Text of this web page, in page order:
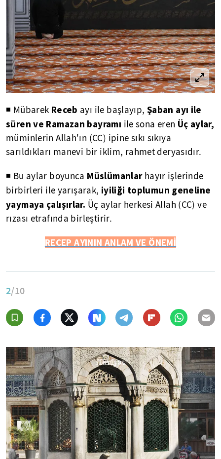
◾ Mübarek Receb ayı ile başlayıp, Şaban ayı ile
süren ve Ramazan bayramı ile sona eren Üç aylar,
müminlerin Allah'ın (CC) ipine sıkı sıkıya
sarıldıkları manevi bir iklim, rahmet deryasıdır.
◾ Bu aylar boyunca Müslümanlar hayır işlerinde
birbirleri ile yarışarak, iyiliği toplumun geneline
yaymaya çalışırlar. Üç aylar herkesi Allah (CC) ve
rızası etrafında birleştirir.
RECEP AYININ ANLAM VE ÖNEMİ
2/10